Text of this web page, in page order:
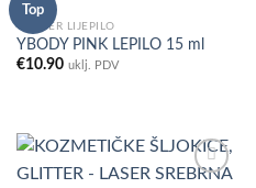
Top
Add to
GLITTER LIJEPILO
YBODY PINK LEPILO 15 ml
€10.90 uklj. PDV